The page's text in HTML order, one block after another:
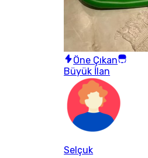
Öne Çıkan
Büyük İlan
Selçuk